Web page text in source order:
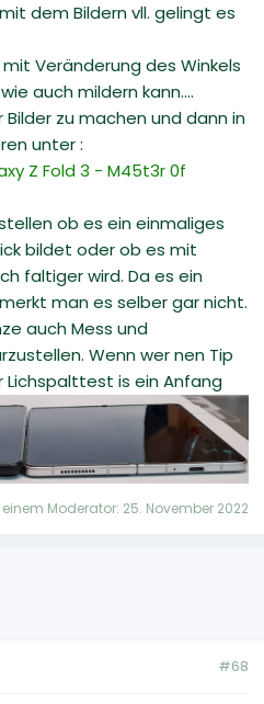
dem Bildern vll. gelingt es
Veränderung des Winkels
auch mildern kann....
zu machen und dann in
unter :
Z Fold 3 - M45t3r 0f
ob es ein einmaliges
bildet oder ob es mit
faltiger wird. Da es ein
man es selber gar nicht.
auch Mess und
Wenn wer nen Tip
Lichspalttest is ein Anfang
Moderator: 25. November 2022
#68